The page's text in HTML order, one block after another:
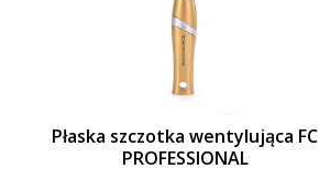
Płaska szczotka wentylująca FC
PROFESSIONAL